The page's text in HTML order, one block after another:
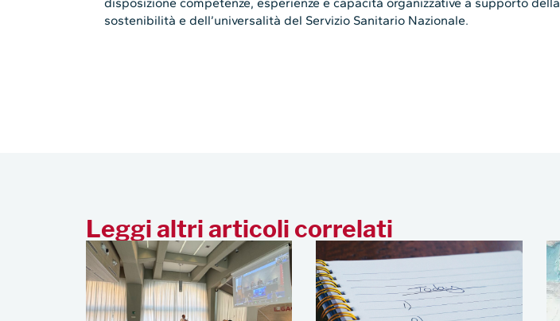
disposizione competenze, esperienze e capacità organizzative a supporto della
sostenibilità e dell’universalità del Servizio Sanitario Nazionale.
Leggi altri articoli correlati